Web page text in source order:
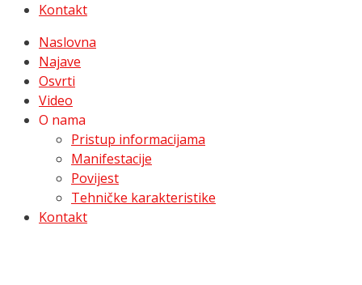
Kontakt
Naslovna
Najave
Osvrti
Video
O nama
Pristup informacijama
Manifestacije
Povijest
Tehničke karakteristike
Kontakt